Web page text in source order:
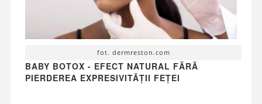
fot. dermreston.com
BABY BOTOX - EFECT NATURAL FĂRĂ
PIERDEREA EXPRESIVITĂȚII FEȚEI